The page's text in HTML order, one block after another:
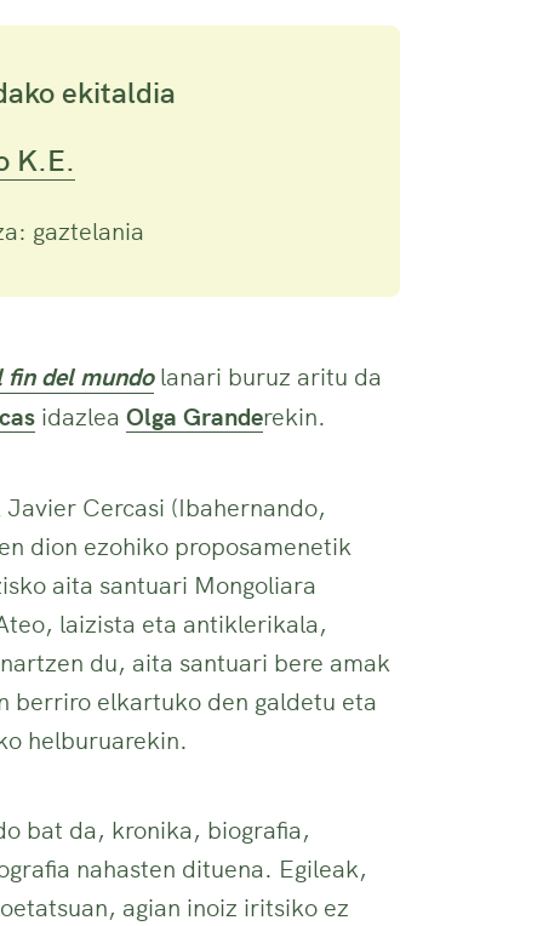
ekitaldia
K.E.
gaztelania
fin del mundolanari buruz aritu da
idazlea Olga Granderekin.
Cercasi (Ibahernando,
dion ezohiko proposamenetik
aita santuari Mongoliara
laizista eta antiklerikala,
du, aita santuari bere amak
berriro elkartuko den galdetu eta
helburuarekin.
bat da, kronika, biografia,
nahasten dituena. Egileak,
agian inoiz iritsiko ez